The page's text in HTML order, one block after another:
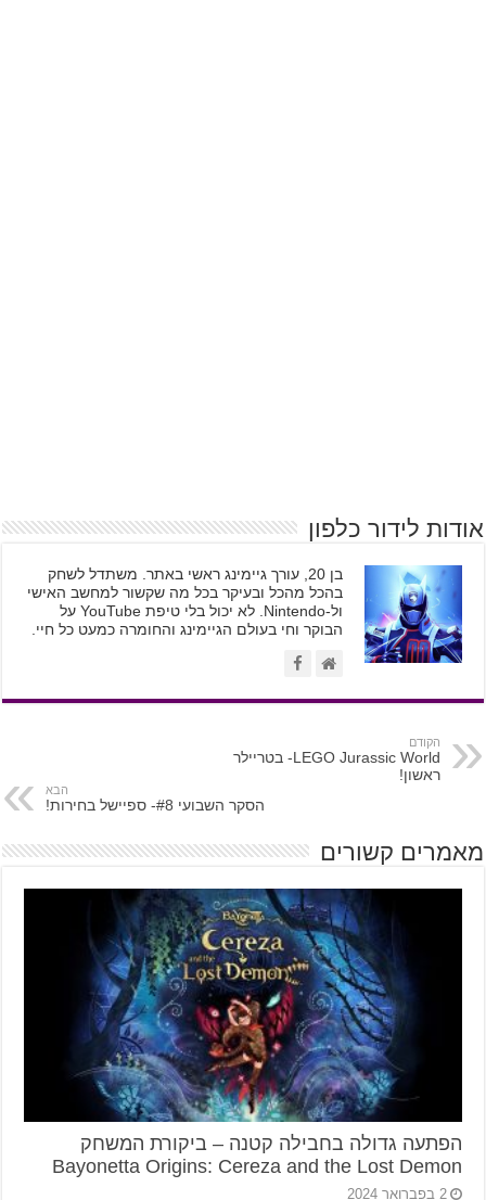
אודות לידור כלפון
בן 20, עורך גיימינג ראשי באתר. משתדל לשחק
בהכל מהכל ובעיקר בכל מה שקשור למחשב האישי
ול-Nintendo. לא יכול בלי טיפת YouTube על
הבוקר וחי בעולם הגיימינג והחומרה כמעט כל חיי.
הקודם
LEGO Jurassic World- בטריילר
ראשון!
הבא
הסקר השבועי #8- ספיישל בחירות!
מאמרים קשורים
הפתעה גדולה בחבילה קטנה – ביקורת המשחק
Bayonetta Origins: Cereza and the Lost Demon
2 בפברואר 2024